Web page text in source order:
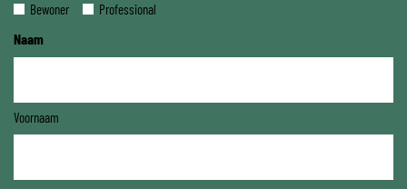
Bewoner Professional
Naam
Voornaam